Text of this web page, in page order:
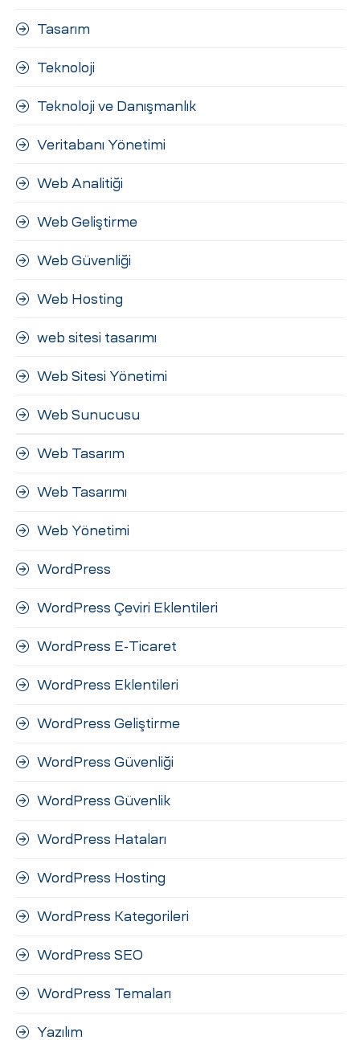
Tasarım
Teknoloji
Teknoloji ve Danışmanlık
Veritabanı Yönetimi
Web Analitiği
Web Geliştirme
Web Güvenliği
Web Hosting
web sitesi tasarımı
Web Sitesi Yönetimi
Web Sunucusu
Web Tasarım
Web Tasarımı
Web Yönetimi
WordPress
WordPress Çeviri Eklentileri
WordPress E-Ticaret
WordPress Eklentileri
WordPress Geliştirme
WordPress Güvenliği
WordPress Güvenlik
WordPress Hataları
WordPress Hosting
WordPress Kategorileri
WordPress SEO
WordPress Temaları
Yazılım